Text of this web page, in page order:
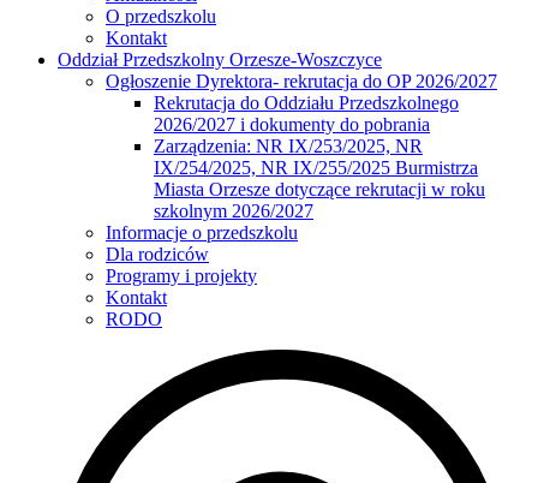
O przedszkolu
Kontakt
Oddział Przedszkolny Orzesze-Woszczyce
Ogłoszenie Dyrektora- rekrutacja do OP 2026/2027
Rekrutacja do Oddziału Przedszkolnego
2026/2027 i dokumenty do pobrania
Zarządzenia: NR IX/253/2025, NR
IX/254/2025, NR IX/255/2025 Burmistrza
Miasta Orzesze dotyczące rekrutacji w roku
szkolnym 2026/2027
Informacje o przedszkolu
Dla rodziców
Programy i projekty
Kontakt
RODO